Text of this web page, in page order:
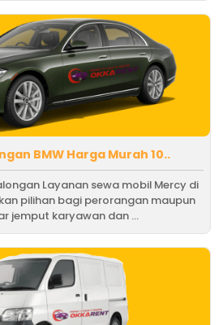
BMW Harga Murah 10..
Layanan sewa mobil Mercy di
pilihan bagi perorangan maupun
jemput karyawan dan ...